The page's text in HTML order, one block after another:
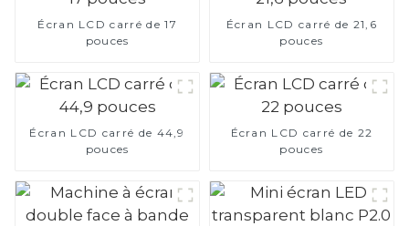
Écran LCD carré de 17
pouces
Écran LCD carré de 21,6
pouces
Écran LCD carré de 44,9
pouces
Écran LCD carré de 22
pouces